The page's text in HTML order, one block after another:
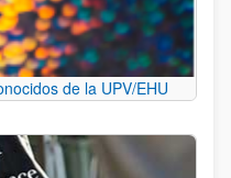
de la UPV/EHU